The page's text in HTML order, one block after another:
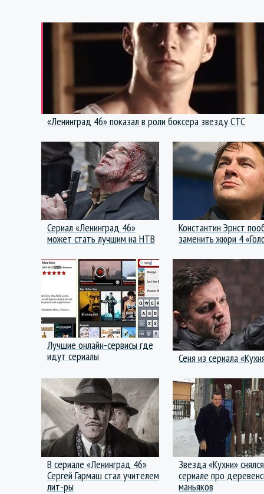
«Ленинград 46» показал в роли боксера звезду СТС
Сериал «Ленинград 46»
может стать лучшим на НТВ
Константин Эрнст
заменить жюри 4
Лучшие онлайн-сервисы где
идут сериалы
Сеня из сериала
В сериале «Ленинград 46»
Сергей Гармаш стал учителем
лит-ры
Звезда «Кухни»
сериале про
маньяков